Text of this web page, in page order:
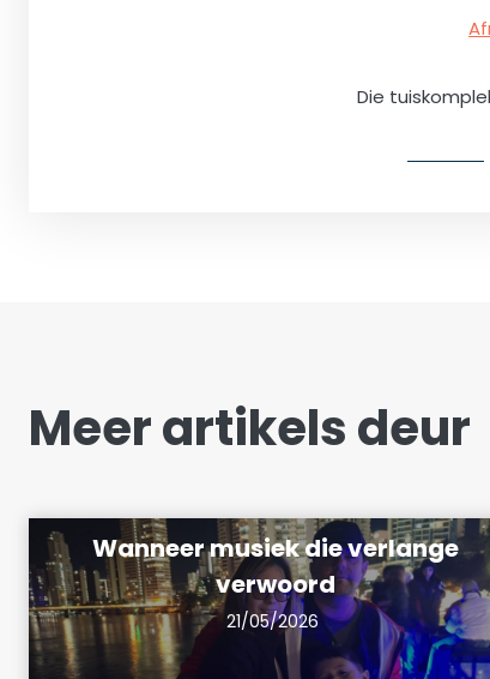
Die
Meer artikels deur
Wanneer musiek die verlange
verwoord
21/05/2026